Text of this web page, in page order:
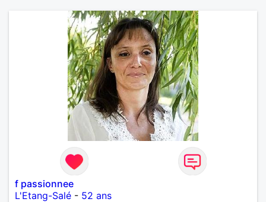
f passionnee
L'Etang-Salé - 52 ans